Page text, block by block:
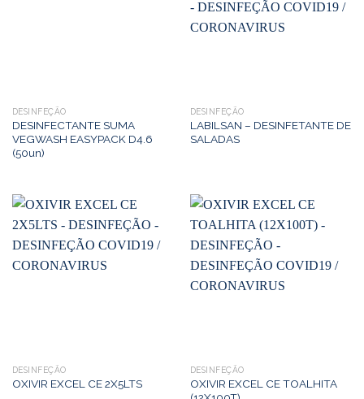
DESINFEÇÃO
DESINFECTANTE SUMA
VEGWASH EASYPACK D4.6
(50un)
DESINFEÇÃO
LABILSAN – DESINFETANTE DE
SALADAS
DESINFEÇÃO
OXIVIR EXCEL CE 2X5LTS
DESINFEÇÃO
OXIVIR EXCEL CE TOALHITA